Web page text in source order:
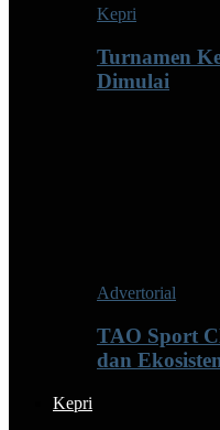
Kepri
Turnamen
Dimulai
Advertorial
TAO Sport
dan
Kepri